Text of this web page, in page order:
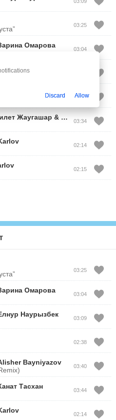
03:25
Омарова
03:04
Тасхан
02:39
Жаугашар & Жандос
03:34
02:14
02:15
03:25
Омарова
03:04
Наурызбек
03:09
02:38
Bayniyazov
03:40
Тасхан
03:44
02:14
Discard Allow